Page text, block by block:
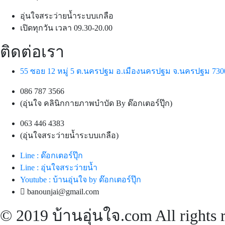
อุ่นใจสระว่ายน้ำระบบเกลือ
เปิดทุกวัน เวลา 09.30-20.00
ติดต่อเรา
55 ซอย 12 หมู่ 5 ต.นครปฐม อ.เมืองนครปฐม จ.นครปฐม
086 787 3566
(อุ่นใจ คลินิกกายภาพบำบัด By ด๊อกเตอร์ปุ๊ก)
063 446 4383
(อุ่นใจสระว่ายน้ำระบบเกลือ)
Line : ด๊อกเตอร์ปุ๊ก
Line : อุ่นใจสระว่ายน้ำ
Youtube : บ้านอุ่นใจ by ด๊อกเตอร์ปุ๊ก
banounjai@gmail.com
© 2019 บ้านอุ่นใจ.com All rights